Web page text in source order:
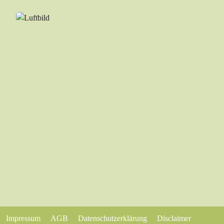
Impressum AGB Datenschutzerklärung Disclaimer